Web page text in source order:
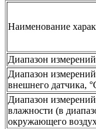
Наименование
Диапазон
Диапазон
внешнего датчика,
Диапазон
влажности (в
окружающего